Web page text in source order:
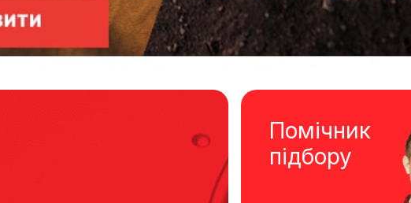
Помічник
підбору